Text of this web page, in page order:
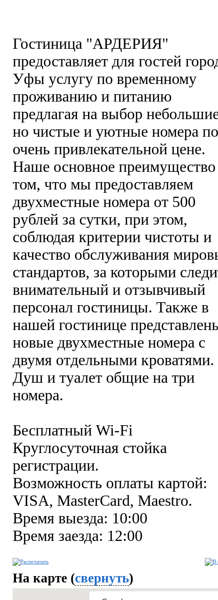
Гостиница "АРДЕРИЯ"
предоставляет для гостей
Уфы услугу по временному
проживанию и питанию
предлагая на выбор
но чистые и уютные номера по
очень привлекательной цене.
Наше основное преимущество
том, что мы предоставляем
двухместные номера от 500
рублей за сутки, при этом,
соблюдая критерии чистоты и
качество обслуживания
стандартов, за которыми
внимательный и отзывчивый
персонал гостиницы. Также в
нашей гостинице
новые двухместные номера с
двумя отдельными кроватями.
Душ и туалет общие на три
номера.
Бесплатный Wi-Fi
Круглосуточная стойка
регистрации.
Возможность оплаты картой:
VISA, MasterCard, Maestro.
Время выезда: 10:00
Время заезда: 12:00
На карте (свернуть)